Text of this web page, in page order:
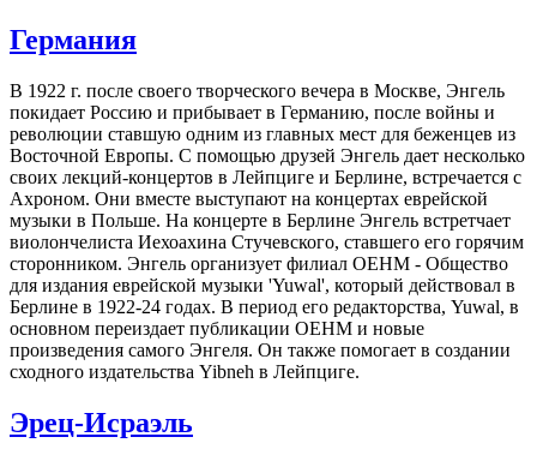
Германия
В 1922 г. после своего творческого вечера в Москве, Энгель
покидает Россию и прибывает в Германию, после войны и
революции ставшую одним из главных мест для беженцев из
Восточной Европы. С помощью друзей Энгель дает несколько
своих лекций-концертов в Лейпциге и Берлине, встречается с
Ахроном. Они вместе выступают на концертах еврейской
музыки в Польше. На концерте в Берлине Энгель встретчает
виолончелиста Иехоахина Стучевского, ставшего его горячим
сторонником. Энгель организует филиал ОЕНМ - Общество
для издания еврейской музыки 'Yuwal', который действовал в
Берлине в 1922-24 годах. В период его редакторства, Yuwal, в
основном переиздает публикации ОЕНМ и новые
произведения самого Энгеля. Он также помогает в создании
сходного издательства Yibneh в Лейпциге.
Эрец-Исраэль